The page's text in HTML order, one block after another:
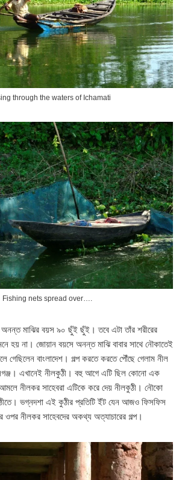
through the waters of Ichamati
Fishing nets spread over….
অনন্ত মাঝির বয়স ৯০ ছুঁই ছুঁই। তবে এটা তাঁর শরীরের
হয় না। জোয়ান বয়সে অনন্ত মাঝি বাবার সাথে নৌকাতেই
গেছিলেন বাংলাদেশ। গল্প করতে করতে পৌঁছে গেলাম নীল
এখানেই নীলকুঠী। বহু আগে এটি ছিল কোনো এক
আমলে নীলকর সাহেবরা এটিকে করে দেয় নীলকুঠী। নৌকো
ভগ্নদশা এই কুঠীর প্রতিটি ইঁট যেন আজও ফিসফিস
ওপর নীলকর সাহেবদের অকথ্য অত্যাচারের গল্প।